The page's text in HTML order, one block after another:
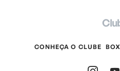
CONHEÇA O CLUBE